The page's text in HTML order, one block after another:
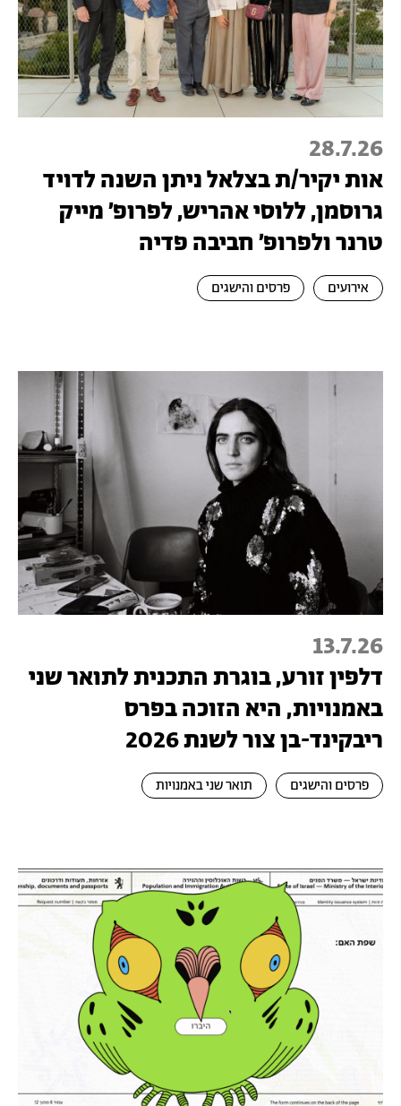
28.7.26
אות יקיר/ת בצלאל ניתן השנה לדויד
גרוסמן, ללוסי אהריש, לפרופ׳ מייק
טרנר ולפרופ׳ חביבה פדיה
אירועים פרסים והישגים
13.7.26
דלפין זורע, בוגרת התכנית לתואר שני
באמנויות, היא הזוכה בפרס
ריבקינד-בן צור לשנת 2026
פרסים והישגים תואר שני באמנויות